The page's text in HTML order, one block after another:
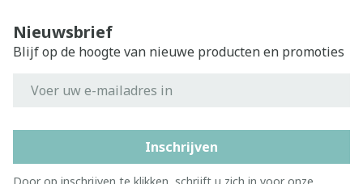
Nieuwsbrief
Blijf op de hoogte van nieuwe producten en promoties
Inschrijven